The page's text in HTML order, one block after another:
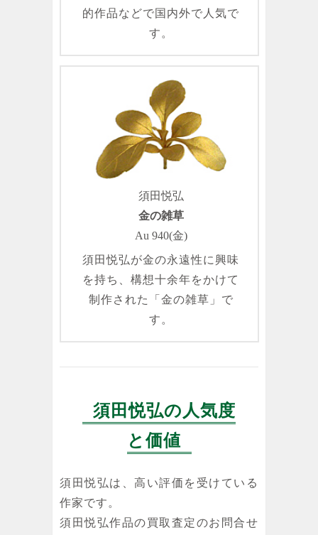
的作品などで国内外で人気で
す。
須田悦弘
金の雑草
Au 940(金)
須田悦弘が金の永遠性に興味
を持ち、構想十余年をかけて
制作された「金の雑草」で
す。
須田悦弘の人気度
と価値
須田悦弘は、高い評価を受けている
作家です。
須田悦弘作品の買取査定のお問合せ